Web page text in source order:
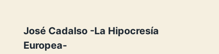
José Cadalso -La Hipocresía
Europea-